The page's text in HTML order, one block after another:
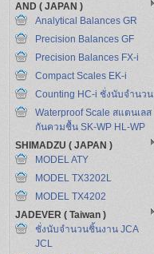
AND ( JAPAN )
Analytical Balances GR
Precision Balances GF
Precision Balances FX-i
Compact Scales EK-i
Counting HC-i ชั่งนับจำนวน
Waterproof Scale สแตนเลส
กันควมชื้น SK-WP HL-WP
SHIMADZU ( JAPAN )
MODEL ATY
MODEL TX3202L
MODEL TX4202
JADEVER ( Taiwan )
ชั่งนับจำนวนชิ้นงาน JCA
JCL